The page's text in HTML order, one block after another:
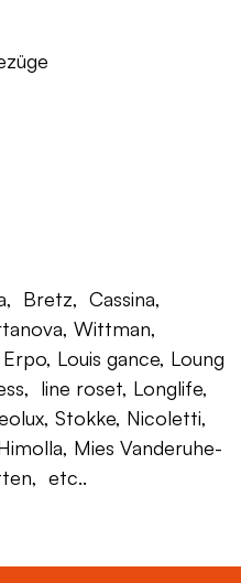
Bretz, Cassina,
Wittman,
Louis gance, Loung
line roset, Longlife,
Stokke, Nicoletti,
Mies Vanderuhe-
etc..